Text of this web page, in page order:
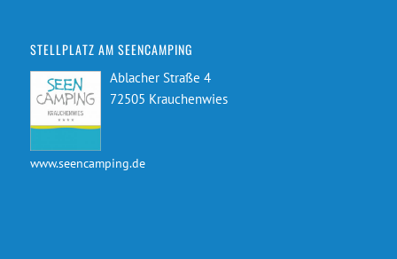
STELLPLATZ AM SEENCAMPING
Ablacher Straße 4
72505 Krauchenwies
www.seencamping.de